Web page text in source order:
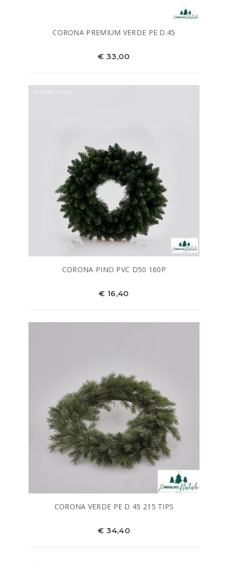
CORONA PREMIUM VERDE PE D.45
€ 33,00
CORONA PINO PVC D50 160P
€ 16,40
CORONA VERDE PE D 45 215 TIPS
€ 34,40